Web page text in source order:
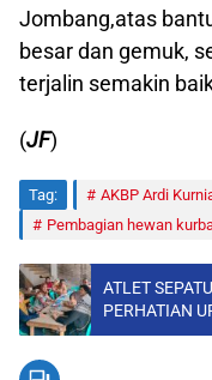
Jombang,atas
besar dan gemuk,
terjalin semakin
(JF)
Tag: AKBP Ardi
Pembagian hewan
ATLET
PERHATIAN
TELAH